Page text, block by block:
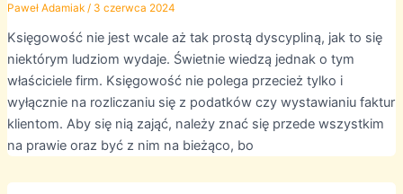
Paweł Adamiak / 3 czerwca 2024
Księgowość nie jest wcale aż tak prostą dyscypliną, jak to się
niektórym ludziom wydaje. Świetnie wiedzą jednak o tym
właściciele firm. Księgowość nie polega przecież tylko i
wyłącznie na rozliczaniu się z podatków czy wystawianiu faktur
klientom. Aby się nią zająć, należy znać się przede wszystkim
na prawie oraz być z nim na bieżąco, bo